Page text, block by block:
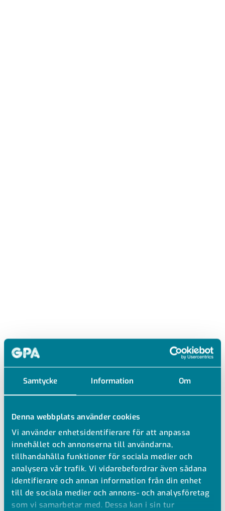
Samtycke Information Om
Denna webbplats använder cookies
Vi använder enhetsidentifierare för att anpassa
innehållet och annonserna till användarna,
tillhandahålla funktioner för sociala medier och
analysera vår trafik. Vi vidarebefordrar även sådana
identifierare och annan information från din enhet
till de sociala medier och annons- och analysföretag
som vi samarbetar med. Dessa kan i sin tur